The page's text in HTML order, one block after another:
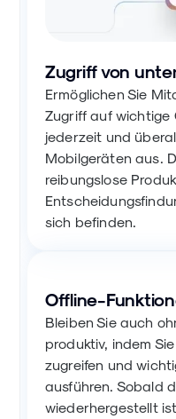
Zugriff von
Ermöglichen Sie
Zugriff auf wichtige
jederzeit und
Mobilgeräten aus.
reibungslose
sich befinden.
Offline-
Bleiben Sie auch
produktiv, indem
zugreifen und
ausführen. Sobald
wiederhergestellt